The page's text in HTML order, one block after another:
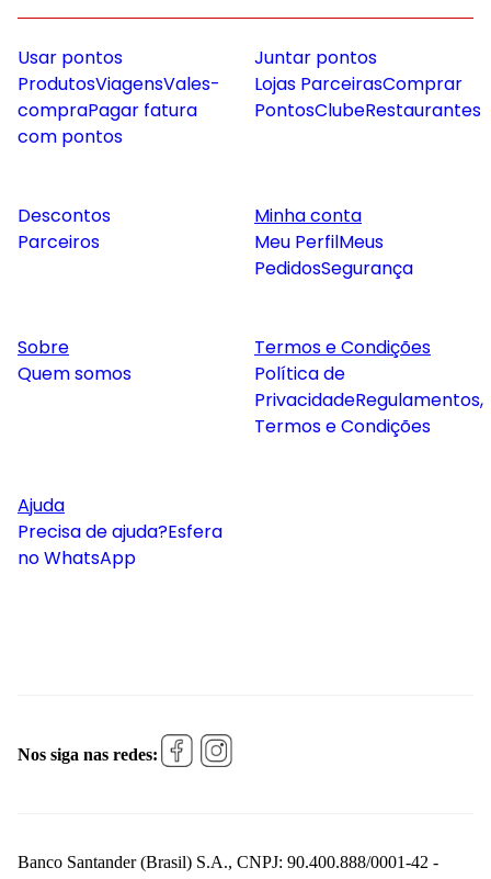
Usar pontos
ProdutosViagensVales-
compraPagar fatura
com pontos
Juntar pontos
Lojas ParceirasComprar
PontosClubeRestaurantes
Descontos
Parceiros
Minha conta
Meu PerfilMeus
PedidosSegurança
Sobre
Quem somos
Termos e Condições
Política de
PrivacidadeRegulamentos,
Termos e Condições
Ajuda
Precisa de ajuda?Esfera
no WhatsApp
Nos siga nas redes:
Banco Santander (Brasil) S.A., CNPJ: 90.400.888/0001-42 -